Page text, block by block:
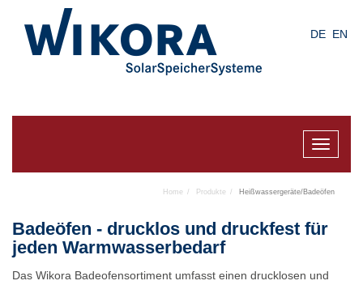
DE EN
Toggle
Home Produkte Heißwassergeräte/Badeöfen
Badeöfen - drucklos und druckfest für
jeden Warmwasserbedarf
Das Wikora Badeofensortiment umfasst einen drucklosen und